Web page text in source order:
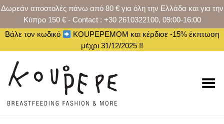
Δωρεάν αποστολές πάνω από 80 € για όλη την Ελλάδα και για την
Κύπρο 150 € - Contact : +30 2610322100, 09:00-16:00
Βάλε τον κωδικό
KOUPEPEMOM και κέρδισε -15% έκπτωση
μέχρι 31/12/2025 !!
Toggle Menu